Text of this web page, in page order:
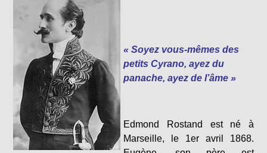
« Soyez vous-mêmes des
petits Cyrano, ayez du
panache, ayez de l’âme »
Edmond Rostand est né à
Marseille, le 1er avril 1868.